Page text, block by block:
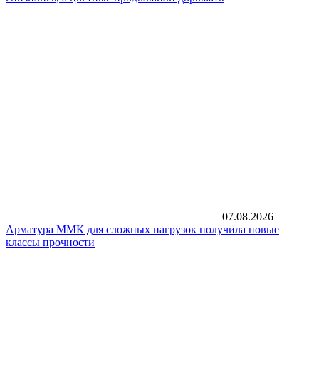
07.08.2026
Арматура ММК для сложных нагрузок получила новые
классы прочности